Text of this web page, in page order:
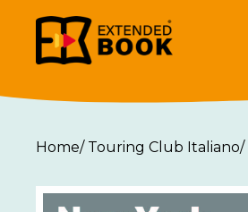
Home/ Touring Club Italiano/